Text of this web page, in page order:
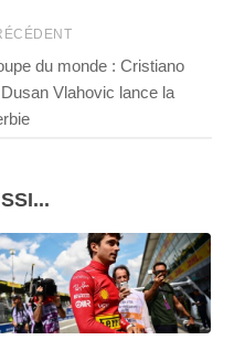
du monde : Cristiano
Vlahovic lance la